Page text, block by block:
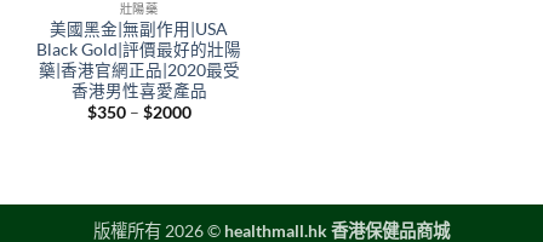
壯陽藥
美國黑金|無副作用|USA
Black Gold|評價最好的壯陽
藥|香港官網正品|2020最受
香港男性喜愛產品
$350 – $2000Price
版權所有 2026 © healthmall.hk 香港保健品商城